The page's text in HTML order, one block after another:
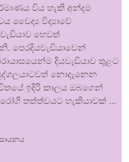
විය හැකි අන්දම
වෛද්‍ය විද්‍යාවේ
හෙවත්
පෙරදියවැඩියාවෙන්
දියවැඩියාව තුළට
නොදැනෙන
ඉදිරි කාලය ඔබගෙන්
තත්ත්වයට හැකියාවක් …